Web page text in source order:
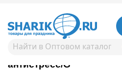
привидением антистресс/G
1507-2241Тыква с
антистресс/G